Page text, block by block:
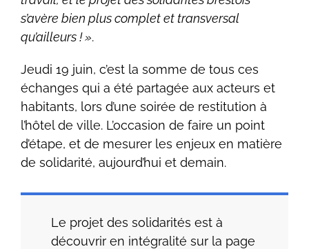
s’avère bien plus complet et transversal
qu’ailleurs ! ».
Jeudi 19 juin, c’est la somme de tous ces
échanges qui a été partagée aux acteurs et
habitants, lors d’une soirée de restitution à
l’hôtel de ville. L’occasion de faire un point
d’étape, et de mesurer les enjeux en matière
de solidarité, aujourd’hui et demain.
Le projet des solidarités est à
découvrir en intégralité sur la page